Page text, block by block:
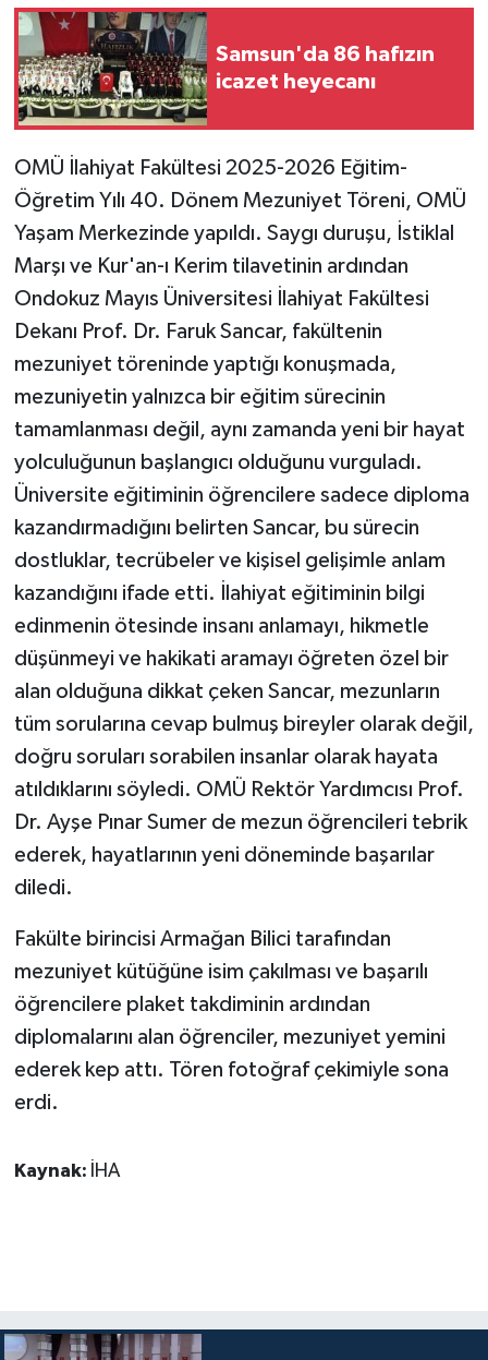
Samsun'da 86 hafızın
icazet heyecanı
OMÜ İlahiyat Fakültesi 2025-2026 Eğitim-
Öğretim Yılı 40. Dönem Mezuniyet Töreni, OMÜ
Yaşam Merkezinde yapıldı. Saygı duruşu, İstiklal
Marşı ve Kur'an-ı Kerim tilavetinin ardından
Ondokuz Mayıs Üniversitesi İlahiyat Fakültesi
Dekanı Prof. Dr. Faruk Sancar, fakültenin
mezuniyet töreninde yaptığı konuşmada,
mezuniyetin yalnızca bir eğitim sürecinin
tamamlanması değil, aynı zamanda yeni bir hayat
yolculuğunun başlangıcı olduğunu vurguladı.
Üniversite eğitiminin öğrencilere sadece diploma
kazandırmadığını belirten Sancar, bu sürecin
dostluklar, tecrübeler ve kişisel gelişimle anlam
kazandığını ifade etti. İlahiyat eğitiminin bilgi
edinmenin ötesinde insanı anlamayı, hikmetle
düşünmeyi ve hakikati aramayı öğreten özel bir
alan olduğuna dikkat çeken Sancar, mezunların
tüm sorularına cevap bulmuş bireyler olarak değil,
doğru soruları sorabilen insanlar olarak hayata
atıldıklarını söyledi. OMÜ Rektör Yardımcısı Prof.
Dr. Ayşe Pınar Sumer de mezun öğrencileri tebrik
ederek, hayatlarının yeni döneminde başarılar
diledi.
Fakülte birincisi Armağan Bilici tarafından
mezuniyet kütüğüne isim çakılması ve başarılı
öğrencilere plaket takdiminin ardından
diplomalarını alan öğrenciler, mezuniyet yemini
ederek kep attı. Tören fotoğraf çekimiyle sona
erdi.
Kaynak: İHA